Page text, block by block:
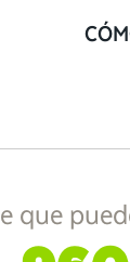
que